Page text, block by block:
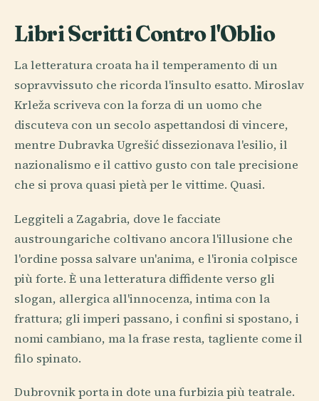
Libri Scritti Contro l'Oblio
La letteratura croata ha il temperamento di un
sopravvissuto che ricorda l'insulto esatto. Miroslav
Krleža scriveva con la forza di un uomo che
discuteva con un secolo aspettandosi di vincere,
mentre Dubravka Ugrešić dissezionava l'esilio, il
nazionalismo e il cattivo gusto con tale precisione
che si prova quasi pietà per le vittime. Quasi.
Leggiteli a Zagabria, dove le facciate
austroungariche coltivano ancora l'illusione che
l'ordine possa salvare un'anima, e l'ironia colpisce
più forte. È una letteratura diffidente verso gli
slogan, allergica all'innocenza, intima con la
frattura; gli imperi passano, i confini si spostano, i
nomi cambiano, ma la frase resta, tagliente come il
filo spinato.
Dubrovnik porta in dote una furbizia più teatrale.